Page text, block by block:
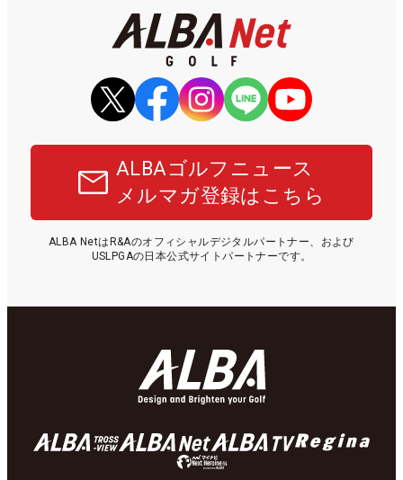
ALBAゴルフニュース
メルマガ登録はこちら
ALBA NetはR&Aのオフィシャルデジタルパートナー、および
USLPGAの日本公式サイトパートナーです。